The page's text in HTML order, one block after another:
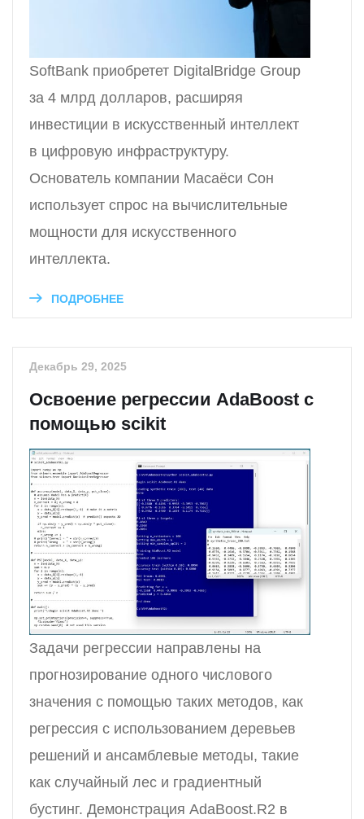
SoftBank приобретет DigitalBridge Group
за 4 млрд долларов, расширяя
инвестиции в искусственный интеллект
в цифровую инфраструктуру.
Основатель компании Масаёси Сон
использует спрос на вычислительные
мощности для искусственного
интеллекта.
ПОДРОБНЕЕ
Декабрь 29, 2025
Освоение регрессии AdaBoost с
помощью scikit
Задачи регрессии направлены на
прогнозирование одного числового
значения с помощью таких методов, как
регрессия с использованием деревьев
решений и ансамблевые методы, такие
как случайный лес и градиентный
бустинг. Демонстрация AdaBoost.R2 в